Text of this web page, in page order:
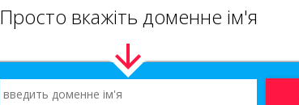
Просто вкажіть доменне ім'я